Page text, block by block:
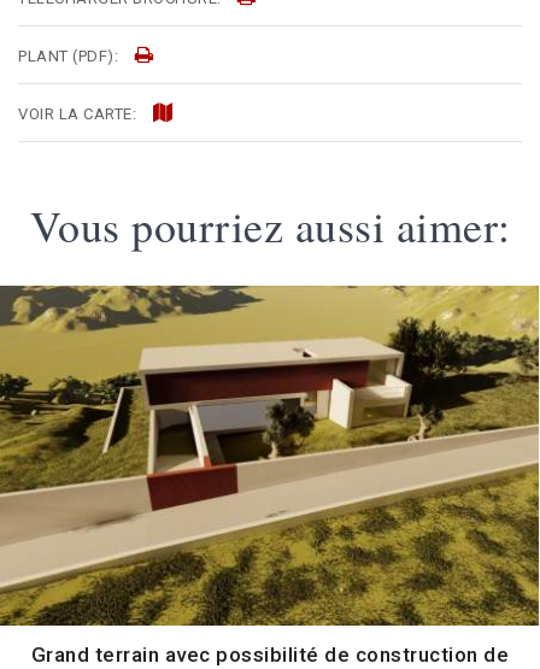
PLANT (PDF):
VOIR LA CARTE:
Vous pourriez aussi aimer:
Grand terrain avec possibilité de construction de